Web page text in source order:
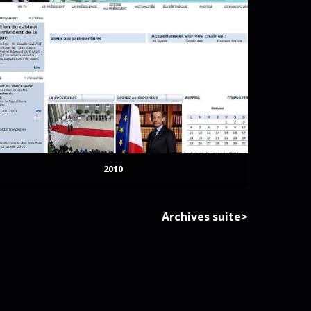
2010
Archives suite>